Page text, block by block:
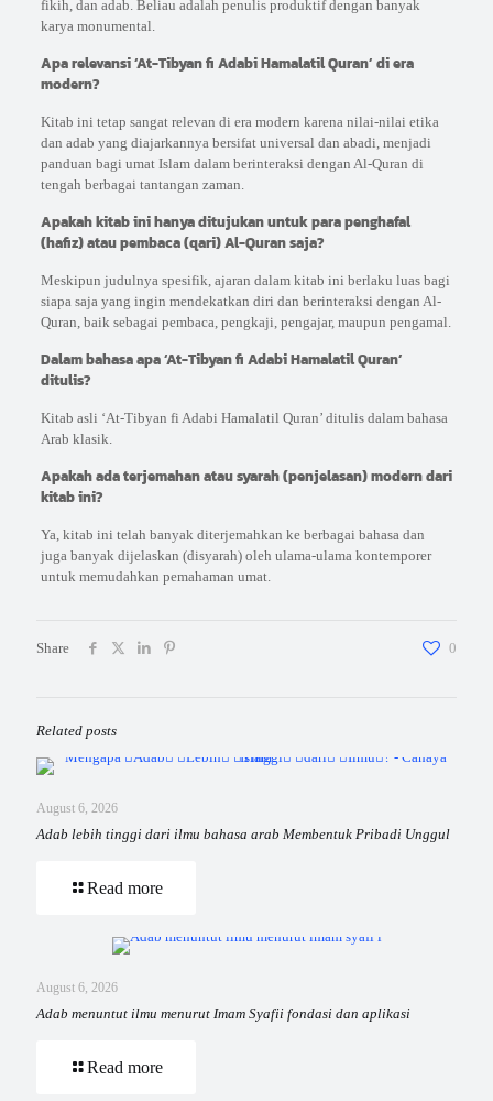
fikih, dan adab. Beliau adalah penulis produktif dengan banyak
karya monumental.
Apa relevansi ‘At-Tibyan fi Adabi Hamalatil Quran’ di era
modern?
Kitab ini tetap sangat relevan di era modern karena nilai-nilai etika
dan adab yang diajarkannya bersifat universal dan abadi, menjadi
panduan bagi umat Islam dalam berinteraksi dengan Al-Quran di
tengah berbagai tantangan zaman.
Apakah kitab ini hanya ditujukan untuk para penghafal
(hafiz) atau pembaca (qari) Al-Quran saja?
Meskipun judulnya spesifik, ajaran dalam kitab ini berlaku luas bagi
siapa saja yang ingin mendekatkan diri dan berinteraksi dengan Al-
Quran, baik sebagai pembaca, pengkaji, pengajar, maupun pengamal.
Dalam bahasa apa ‘At-Tibyan fi Adabi Hamalatil Quran’
ditulis?
Kitab asli ‘At-Tibyan fi Adabi Hamalatil Quran’ ditulis dalam bahasa
Arab klasik.
Apakah ada terjemahan atau syarah (penjelasan) modern dari
kitab ini?
Ya, kitab ini telah banyak diterjemahkan ke berbagai bahasa dan
juga banyak dijelaskan (disyarah) oleh ulama-ulama kontemporer
untuk memudahkan pemahaman umat.
Share 0
Related posts
August 6, 2026
Adab lebih tinggi dari ilmu bahasa arab Membentuk Pribadi Unggul
Read more
August 6, 2026
Adab menuntut ilmu menurut Imam Syafii fondasi dan aplikasi
Read more